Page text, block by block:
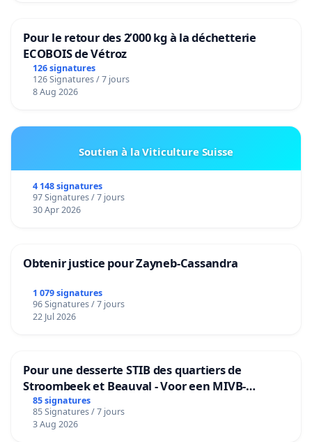
Pour le retour des 2’000 kg à la déchetterie
ECOBOIS de Vétroz
126 signatures
126 Signatures / 7 jours
8 Aug 2026
Soutien à la Viticulture Suisse
4 148 signatures
97 Signatures / 7 jours
30 Apr 2026
Obtenir justice pour Zayneb-Cassandra
1 079 signatures
96 Signatures / 7 jours
22 Jul 2026
Pour une desserte STIB des quartiers de
Stroombeek et Beauval - Voor een MIVB-
bediening van de wijken Strombeek en Het
Voor
85 signatures
85 Signatures / 7 jours
3 Aug 2026